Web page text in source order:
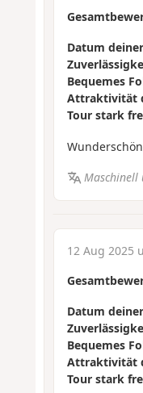
Datum
Bequemes
Attraktivität
Tour stark
Maschinell
12 Aug 2025
Datum
Bequemes
Attraktivität
Tour stark